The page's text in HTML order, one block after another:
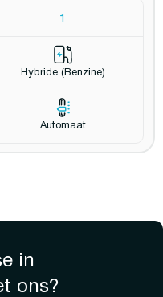
1
Hybride (Benzine)
Automaat
in
ons?